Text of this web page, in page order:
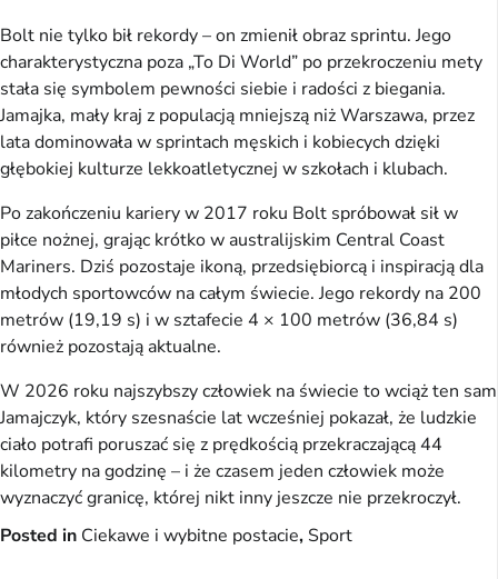
Bolt nie tylko bił rekordy – on zmienił obraz sprintu. Jego
charakterystyczna poza „To Di World” po przekroczeniu mety
stała się symbolem pewności siebie i radości z biegania.
Jamajka, mały kraj z populacją mniejszą niż Warszawa, przez
lata dominowała w sprintach męskich i kobiecych dzięki
głębokiej kulturze lekkoatletycznej w szkołach i klubach.
Po zakończeniu kariery w 2017 roku Bolt spróbował sił w
piłce nożnej, grając krótko w australijskim Central Coast
Mariners. Dziś pozostaje ikoną, przedsiębiorcą i inspiracją dla
młodych sportowców na całym świecie. Jego rekordy na 200
metrów (19,19 s) i w sztafecie 4 × 100 metrów (36,84 s)
również pozostają aktualne.
W 2026 roku najszybszy człowiek na świecie to wciąż ten sam
Jamajczyk, który szesnaście lat wcześniej pokazał, że ludzkie
ciało potrafi poruszać się z prędkością przekraczającą 44
kilometry na godzinę – i że czasem jeden człowiek może
wyznaczyć granicę, której nikt inny jeszcze nie przekroczył.
Posted in Ciekawe i wybitne postacie, Sport